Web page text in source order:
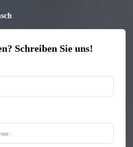
Schreiben Sie uns!